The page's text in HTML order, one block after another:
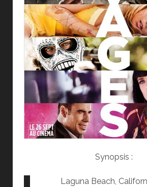
Synopsis :
Laguna Beach,